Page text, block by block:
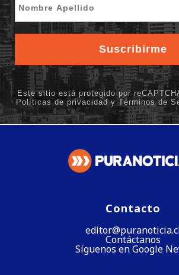
Contacto
Contáctanos
Síguenos en Google